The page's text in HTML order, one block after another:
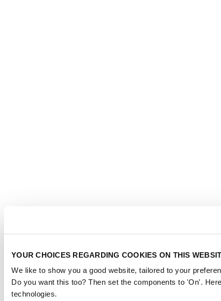
YOUR CHOICES REGARDING COOKIES ON THIS
We like to show you a good website, tailored to your
Do you want this too? Then set the components to 'On'.
technologies.